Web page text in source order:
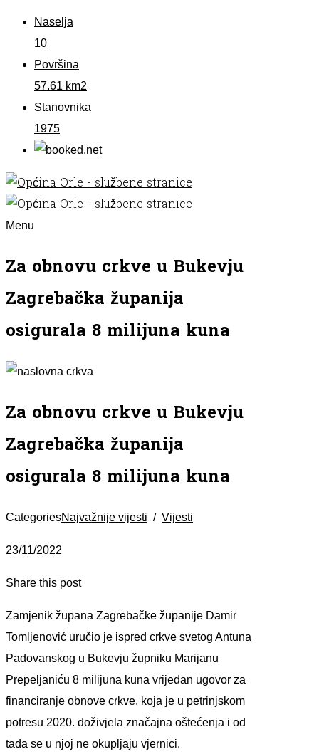
Naselja
10
Površina
57.61 km2
Stanovnika
1975
Menu
Za obnovu crkve u Bukevju
Zagrebačka županija
osigurala 8 milijuna kuna
Za obnovu crkve u Bukevju
Zagrebačka županija
osigurala 8 milijuna kuna
CategoriesNajvažnije vijesti / Vijesti
23/11/2022
Share this post
Zamjenik župana Zagrebačke županije Damir
Tomljenović uručio je ispred crkve svetog Antuna
Padovanskog u Bukevju župniku Marijanu
Prepeljaniću 8 milijuna kuna vrijedan ugovor za
financiranje obnove crkve, koja je u petrinjskom
potresu 2020. doživjela značajna oštećenja i od
tada se u njoj ne okupljaju vjernici.